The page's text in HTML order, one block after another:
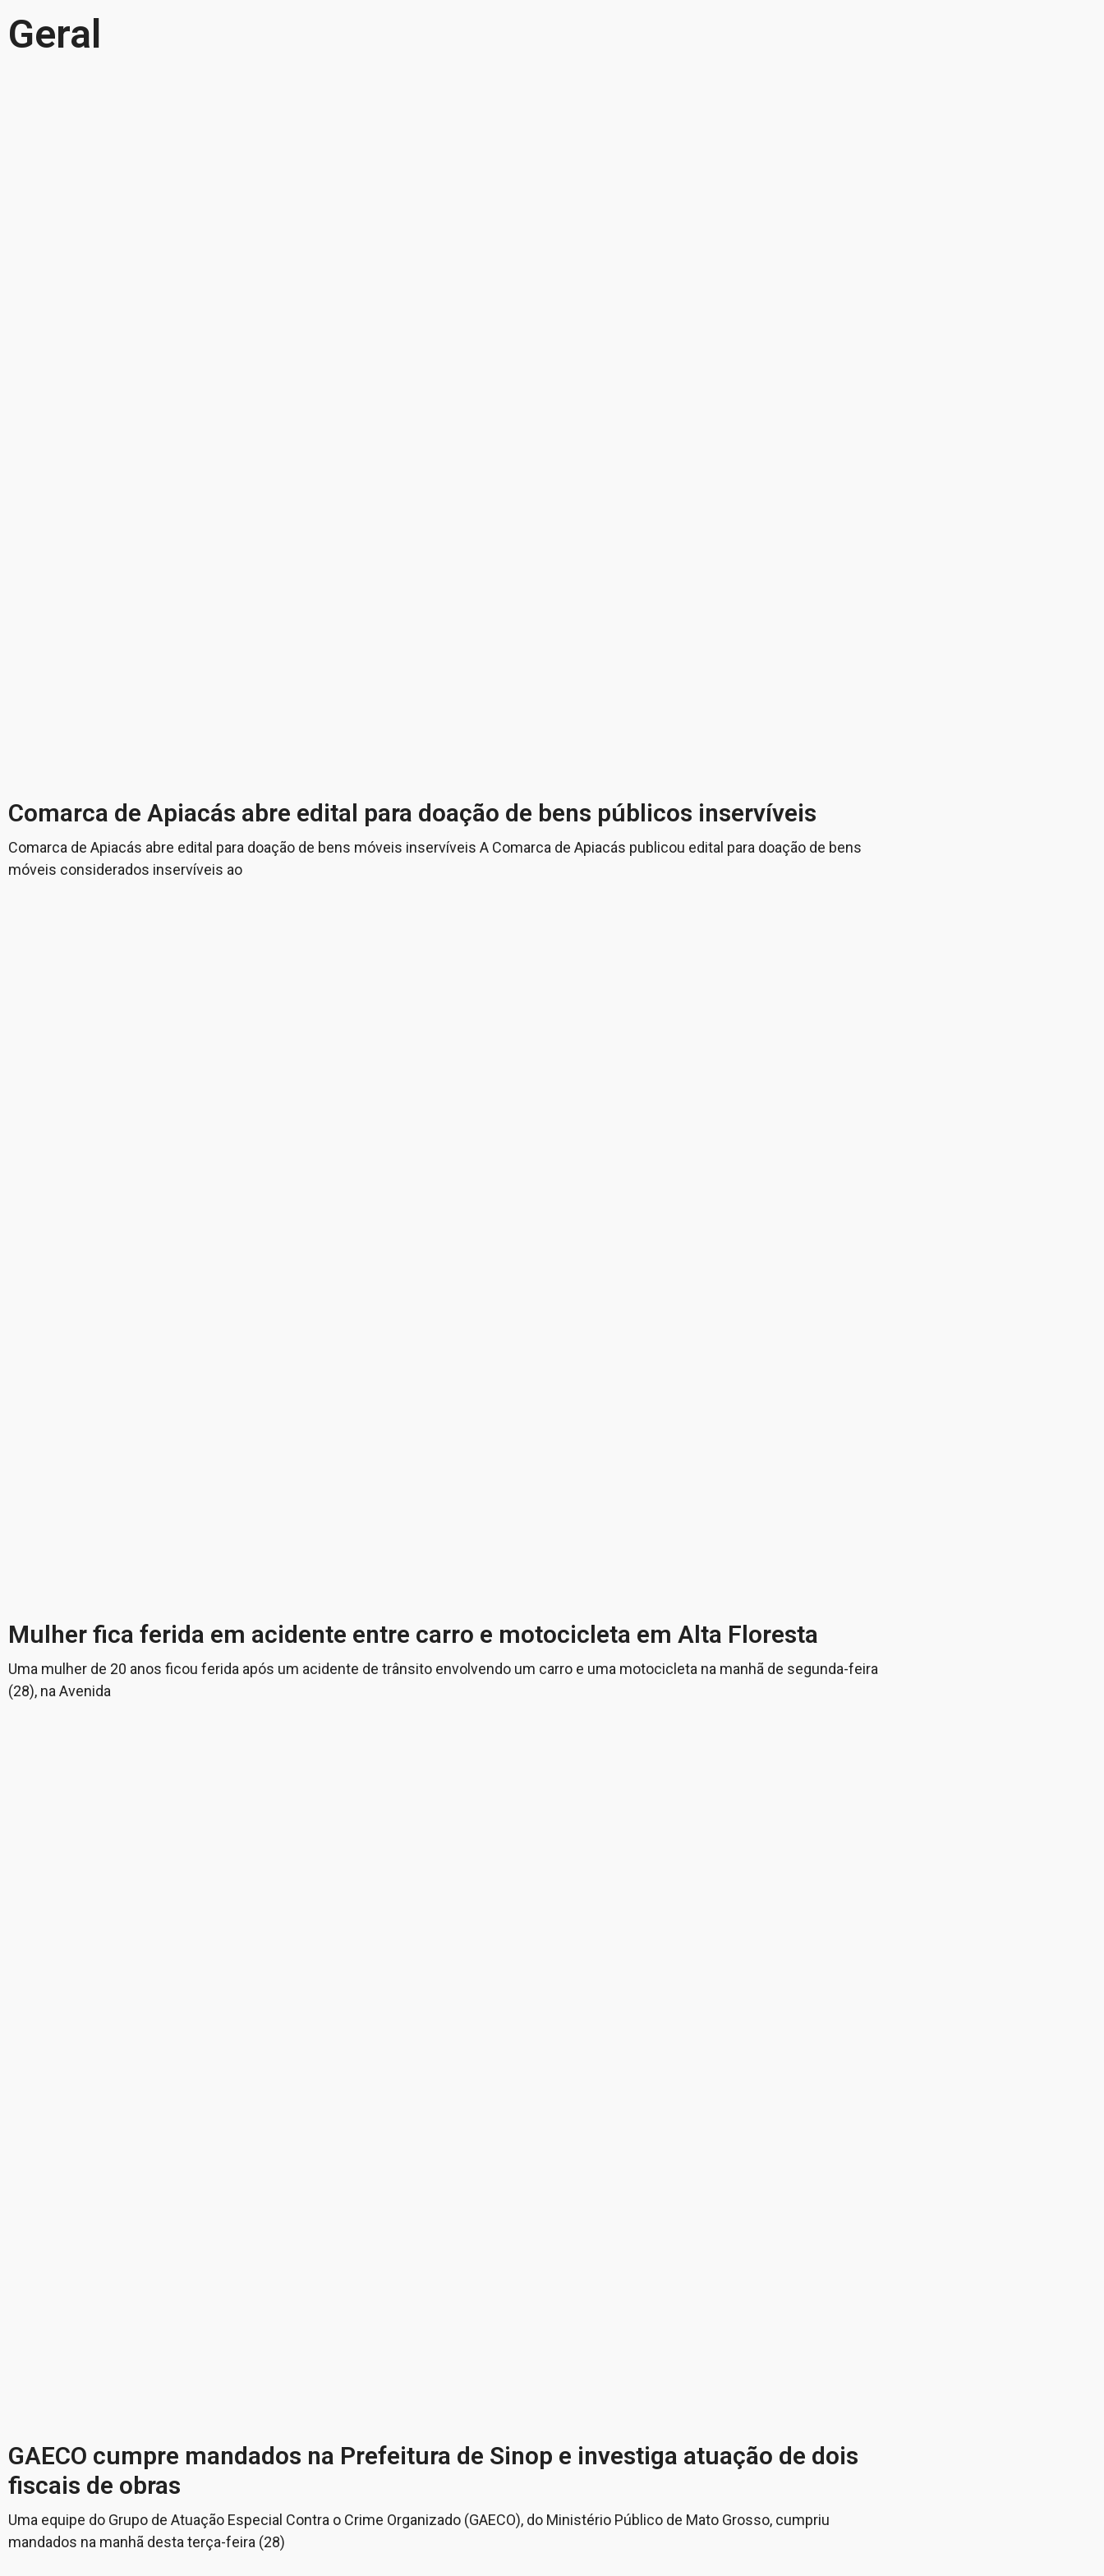
Geral
Comarca de Apiacás abre edital para doação de bens públicos inservíveis
Comarca de Apiacás abre edital para doação de bens móveis inservíveis A Comarca de Apiacás publicou edital para doação de bens
móveis considerados inservíveis ao
Mulher fica ferida em acidente entre carro e motocicleta em Alta Floresta
Uma mulher de 20 anos ficou ferida após um acidente de trânsito envolvendo um carro e uma motocicleta na manhã de segunda-feira
(28), na Avenida
GAECO cumpre mandados na Prefeitura de Sinop e investiga atuação de dois
fiscais de obras
Uma equipe do Grupo de Atuação Especial Contra o Crime Organizado (GAECO), do Ministério Público de Mato Grosso, cumpriu
mandados na manhã desta terça-feira (28)